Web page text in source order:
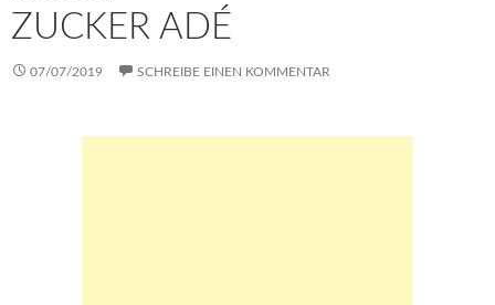
ZUCKER ADÉ
07/07/2019 SCHREIBE EINEN KOMMENTAR